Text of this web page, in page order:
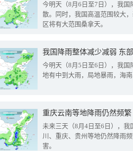
今明天（8月6日至7日），我
散。同时，我国高温范围较大
区将有大范围桑拿天。
我国降雨整体减少减弱 东
今明天（8月5日至6日），我
地有中到大雨，局地暴雨，海
重庆云南等地降雨仍然频
未来三天（8月4日至6日），我
川、重庆、贵州等地仍然降雨
害。